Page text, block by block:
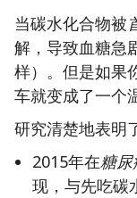
当碳水化合物被
解，导致血糖急
样）。但是如果
车就变成了一个
研究清楚地表明
2015年在糖尿
现，与先吃碳